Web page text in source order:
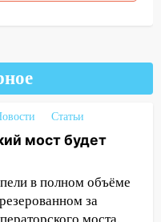
на пропавшего
мост
ключи от
оставшихся
Статьи
мост будет
в полном объёме
за